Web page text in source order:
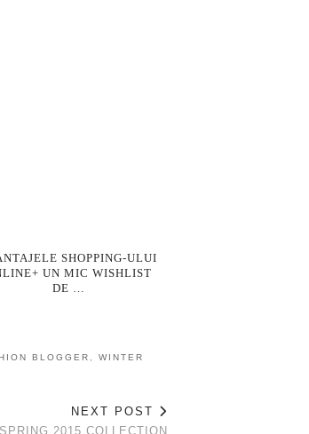
SHOPPING-ULUI
UN MIC WISHLIST
DE …
BLOGGER WINTER
NEXT POST
2015 COLLECTION